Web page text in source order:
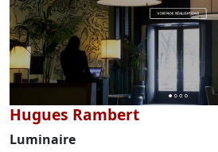
Hugues Rambert
Luminaire